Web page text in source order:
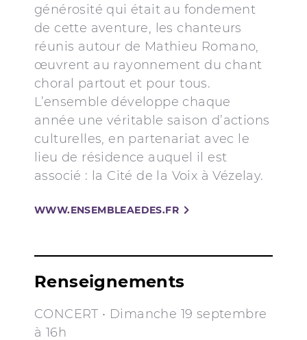
générosité qui était au fondement
de cette aventure, les chanteurs
réunis autour de Mathieu Romano,
œuvrent au rayonnement du chant
choral partout et pour tous.
L’ensemble développe chaque
année une véritable saison d’actions
culturelles, en partenariat avec le
lieu de résidence auquel il est
associé : la Cité de la Voix à Vézelay.
WWW.ENSEMBLEAEDES.FR
Renseignements
CONCERT • Dimanche 19 septembre
à 16h